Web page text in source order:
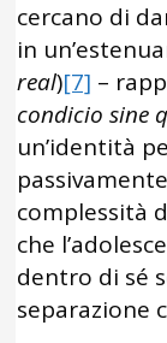
cercano di
in
real)[7] –
condicio sine
un’identità
complessità
che
dentro di sé
separazione